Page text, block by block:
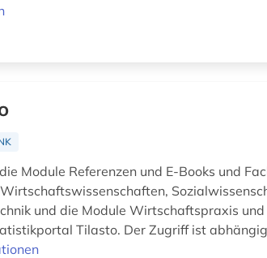
Module Referenzen und E-Books und
und die Module Wirtschaftspraxis
Tilasto. Der Zugriff ist